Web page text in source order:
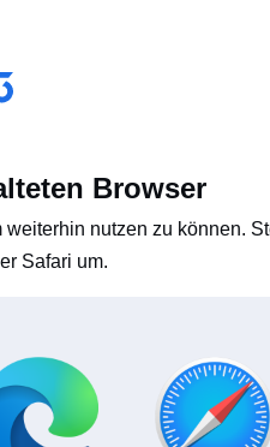
Browser
nutzen zu können.
Safari um.